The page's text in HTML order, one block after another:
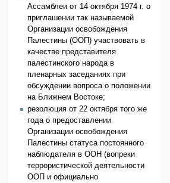
Ассамблеи от 14 октября 1974 г. о
приглашении так называемой
Организации освобождения
Палестины (ООП) участвовать в
качестве представителя
палестинского народа в
пленарных заседаниях при
обсуждении вопроса о положении
на Ближнем Востоке;
резолюция от 22 октября того же
года о предоставлении
Организации освобождения
Палестины статуса постоянного
наблюдателя в ООН (вопреки
террористической деятельности
ООП и официально